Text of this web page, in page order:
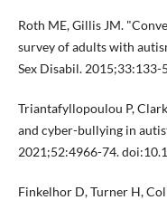
Roth ME, Gillis JM.
survey of adults with
Sex Disabil.
Triantafyllopoulou P,
and cyber-bullying in
2021;52:4966-74.
Finkelhor D, Turner H,